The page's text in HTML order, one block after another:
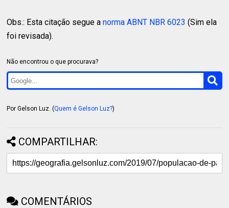
Obs.: Esta citação segue anorma ABNT NBR 6023 (Sim ela
foi revisada).
Não encontrou o que procurava?
Por Gelson Luz. (Quem é Gelson Luz?)
COMPARTILHAR:
COMENTÁRIOS